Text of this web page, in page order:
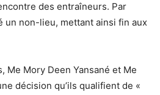
des entraîneurs. Par
un non-lieu, mettant ainsi fin aux
Me Mory Deen Yansané et Me
décision qu’ils qualifient de «